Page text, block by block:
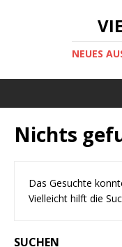
NEUES
Nichts
Das Gesuchte
Vielleicht hilft die
SUCHEN